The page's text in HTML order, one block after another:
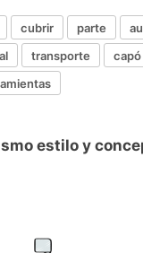
cubrir parte
transporte
capó
estilo y